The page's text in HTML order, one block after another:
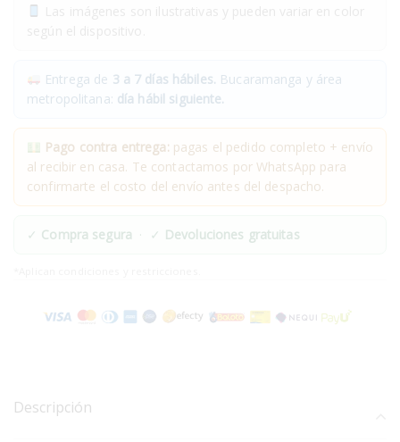
Entrega de 3 a 7 días hábiles. Bucaramanga y área
metropolitana: día hábil siguiente.
Pago contra entrega: pagas el pedido completo + envío
al recibir en casa. Te contactamos por WhatsApp para
confirmarte el costo del envío antes del despacho.
✓ Compra segura · ✓ Devoluciones gratuitas
Descripción